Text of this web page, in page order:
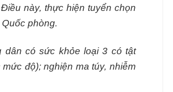
này, thực hiện tuyển chọn
phòng.
dân có sức khỏe loại 3 có tật
độ); nghiện ma túy, nhiễm